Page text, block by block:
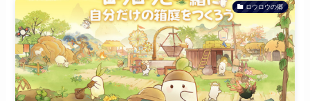
ロウロウの郷